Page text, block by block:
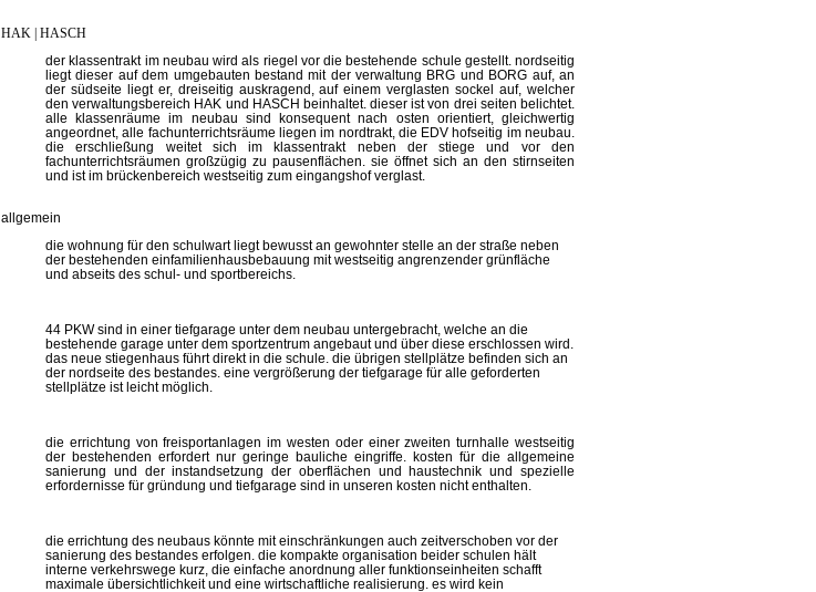
HAK | HASCH
der klassentrakt im neubau wird als riegel vor die bestehende schule gestellt. nordseitig
liegt dieser auf dem umgebauten bestand mit der verwaltung BRG und BORG auf, an
der südseite liegt er, dreiseitig auskragend, auf einem verglasten sockel auf, welcher
den verwaltungsbereich HAK und HASCH beinhaltet. dieser ist von drei seiten belichtet.
alle klassenräume im neubau sind konsequent nach osten orientiert, gleichwertig
angeordnet, alle fachunterrichtsräume liegen im nordtrakt, die EDV hofseitig im neubau.
die erschließung weitet sich im klassentrakt neben der stiege und vor den
fachunterrichtsräumen großzügig zu pausenflächen. sie öffnet sich an den stirnseiten
und ist im brückenbereich westseitig zum eingangshof verglast.
allgemein
die wohnung für den schulwart liegt bewusst an gewohnter stelle an der straße neben
der bestehenden einfamilienhausbebauung mit westseitig angrenzender grünfläche
und abseits des schul- und sportbereichs.
44 PKW sind in einer tiefgarage unter dem neubau untergebracht, welche an die
bestehende garage unter dem sportzentrum angebaut und über diese erschlossen wird.
das neue stiegenhaus führt direkt in die schule. die übrigen stellplätze befinden sich an
der nordseite des bestandes. eine vergrößerung der tiefgarage für alle geforderten
stellplätze ist leicht möglich.
die errichtung von freisportanlagen im westen oder einer zweiten turnhalle westseitig
der bestehenden erfordert nur geringe bauliche eingriffe. kosten für die allgemeine
sanierung und der instandsetzung der oberflächen und haustechnik und spezielle
erfordernisse für gründung und tiefgarage sind in unseren kosten nicht enthalten.
die errichtung des neubaus könnte mit einschränkungen auch zeitverschoben vor der
sanierung des bestandes erfolgen. die kompakte organisation beider schulen hält
interne verkehrswege kurz, die einfache anordnung aller funktionseinheiten schafft
maximale übersichtlichkeit und eine wirtschaftliche realisierung. es wird kein